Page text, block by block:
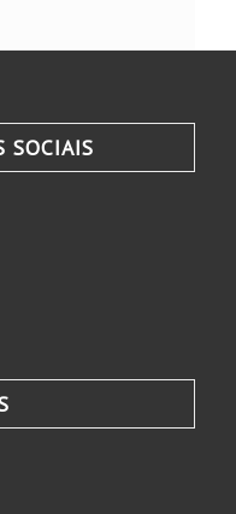
SOCIAIS